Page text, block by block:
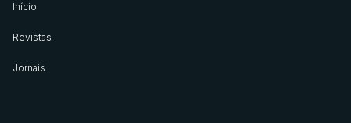
Início
Revistas
Jornais